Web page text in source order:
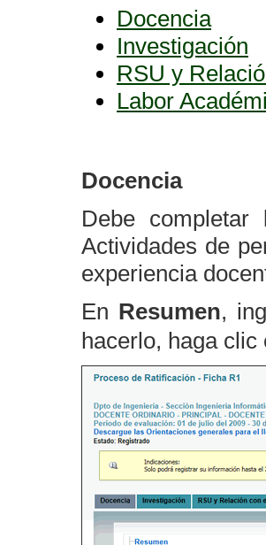
Docencia
Investigación
RSU y
Labor
Docencia
Debe completar
Actividades de
experiencia
En Resumen,
hacerlo, haga clic